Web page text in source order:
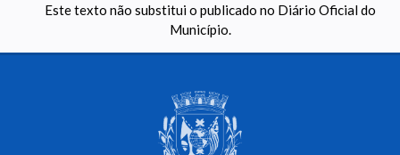
Este texto não substitui o publicado no Diário Oficial do
Município.